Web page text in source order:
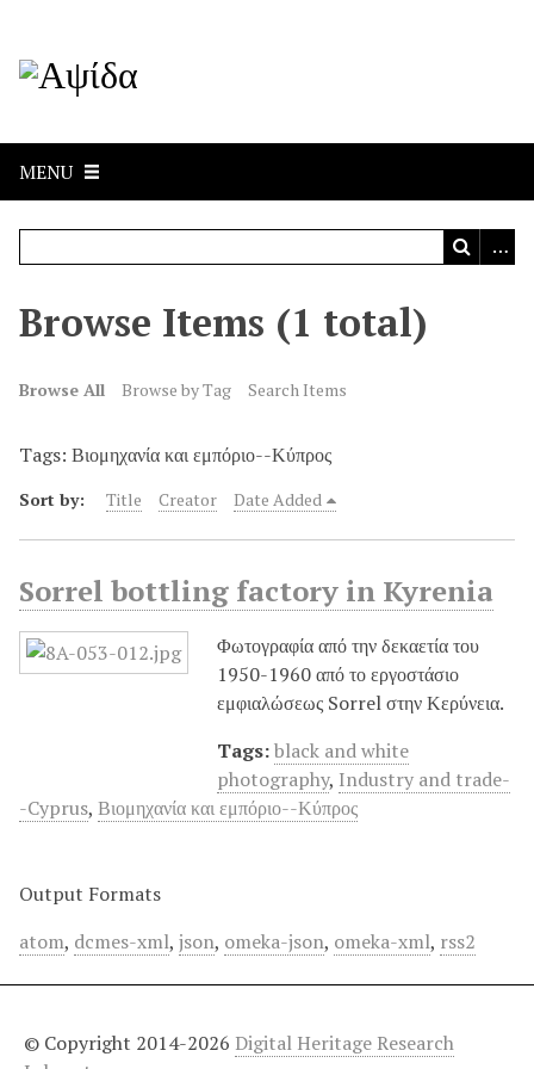
MENU
Browse Items (1 total)
Browse All Browse by Tag Search Items
Tags: Βιομηχανία και εμπόριο--Κύπρος
Sort by: Title Creator Date Added
Sorrel bottling factory in Kyrenia
Φωτογραφία από την δεκαετία του
1950-1960 από το εργοστάσιο
εμφιαλώσεως Sorrel στην Κερύνεια.
Tags:black and white
photography, Industry and trade-
-Cyprus, Βιομηχανία και εμπόριο--Κύπρος
Output Formats
atom, dcmes-xml, json, omeka-json, omeka-xml, rss2
© Copyright 2014-2026 Digital Heritage Research